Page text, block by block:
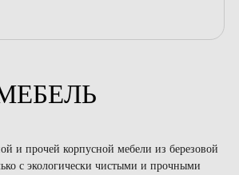
и прочей корпусной мебели из березовой
с экологически чистыми и прочными